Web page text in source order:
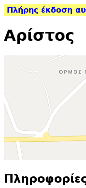
Πλήρης έκδοση
Αρίστος